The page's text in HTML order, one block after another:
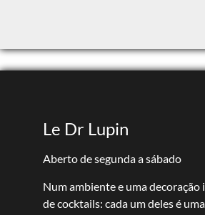
Le Dr Lupin
Aberto de segunda a sábado
Num ambiente e uma
de cocktails: cada um deles é